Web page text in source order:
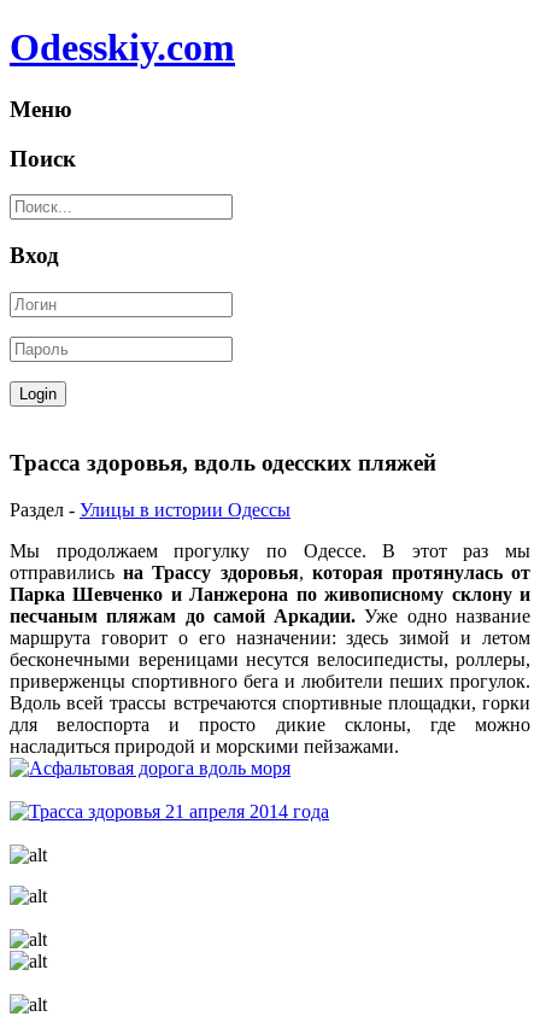
Odesskiy.com
Меню
Поиск
Вход
Трасса здоровья, вдоль одесских пляжей
Раздел - Улицы в истории Одессы
Мы продолжаем прогулку по Одессе. В этот раз мы
отправилисьна Трассу здоровья, которая протянулась от
Парка Шевченко и Ланжерона по живописному склону и
песчаным пляжам до самой Аркадии. Уже одно название
маршрута говорит о его назначении: здесь зимой и летом
бесконечными вереницами несутся велосипедисты, роллеры,
приверженцы спортивного бега и любители пеших прогулок.
Вдоль всей трассы встречаются спортивные площадки, горки
для велоспорта и просто дикие склоны, где можно
насладиться природой и морскими пейзажами.